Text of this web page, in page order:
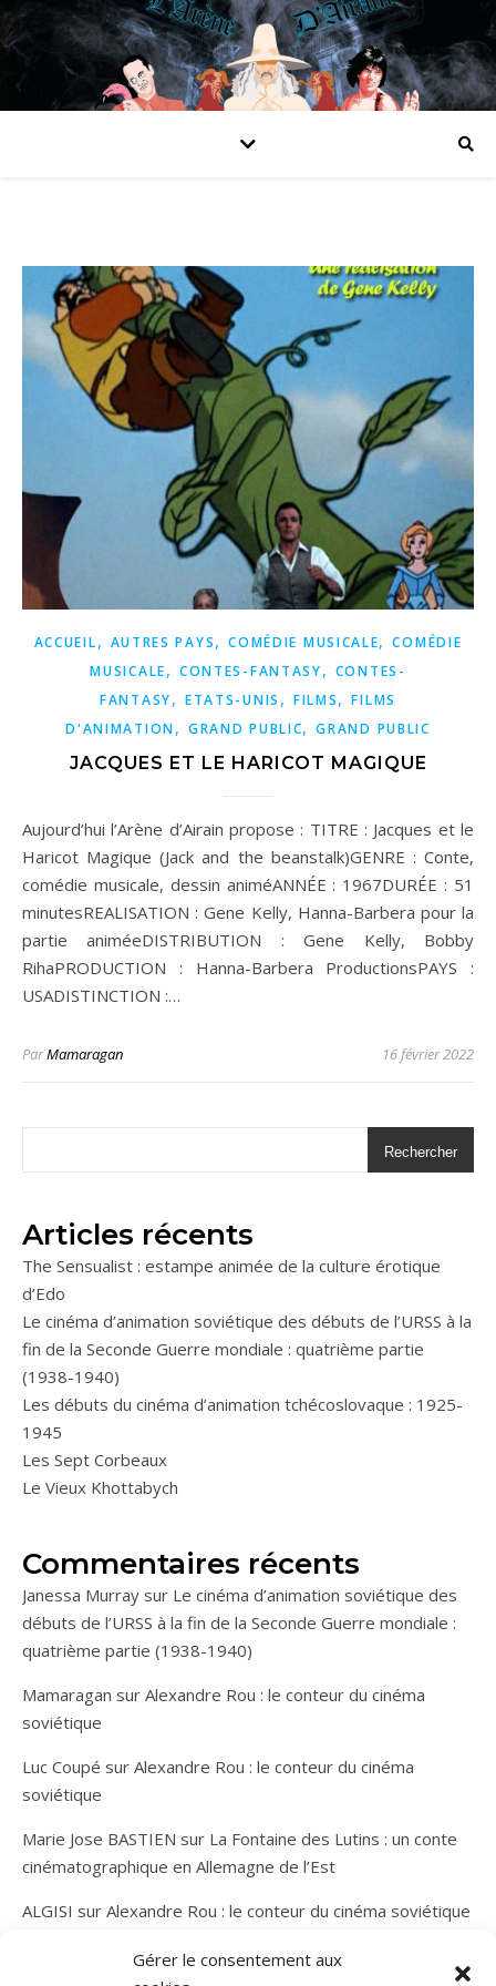
Gérer le consentement aux
ACCUEIL, AUTRES PAYS,COMÉDIE MUSICALE,COMÉDIE
MUSICALE, CONTES-FANTASY, CONTES-
FANTASY, ETATS-UNIS , FILMS,FILMS
D'ANIMATION, GRAND PUBLIC,GRAND PUBLIC
JACQUES ET LE HARICOT MAGIQUE
Aujourd’hui l’Arène d’Airain propose : TITRE : Jacques et le
Haricot Magique (Jack and the beanstalk)GENRE : Conte,
comédie musicale, dessin animéANNÉE : 1967DURÉE : 51
minutesREALISATION : Gene Kelly, Hanna-Barbera pour la
partie animéeDISTRIBUTION : Gene Kelly, Bobby
RihaPRODUCTION : Hanna-Barbera ProductionsPAYS :
USADISTINCTION :…
ParMamaragan 16 février 2022
Rechercher
Articles récents
The Sensualist : estampe animée de la culture érotique
d’Edo
Le cinéma d’animation soviétique des débuts de l’URSS à la
fin de la Seconde Guerre mondiale : quatrième partie
(1938-1940)
Les débuts du cinéma d’animation tchécoslovaque : 1925-
1945
Les Sept Corbeaux
Le Vieux Khottabych
Commentaires récents
Janessa Murray sur Le cinéma d’animation soviétique des
débuts de l’URSS à la fin de la Seconde Guerre mondiale :
quatrième partie (1938-1940)
Mamaragan sur Alexandre Rou : le conteur du cinéma
soviétique
Luc Coupé sur Alexandre Rou : le conteur du cinéma
soviétique
Marie Jose BASTIEN sur La Fontaine des Lutins : un conte
cinématographique en Allemagne de l’Est
ALGISI sur Alexandre Rou : le conteur du cinéma soviétique